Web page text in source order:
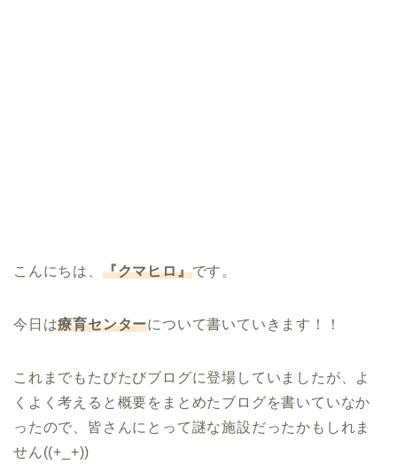
こんにちは、 『クマヒロ』です。
今日は療育センターについて書いていきます！！
これまでもたびたびブログに登場していま し たが、よ
くよく考えると 概要をまとめたブログを書いていなか
ったので、皆さんにとって謎な施設だったかもしれま
せん((+_+))